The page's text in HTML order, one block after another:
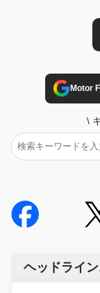
Motor
\
ヘッドライ